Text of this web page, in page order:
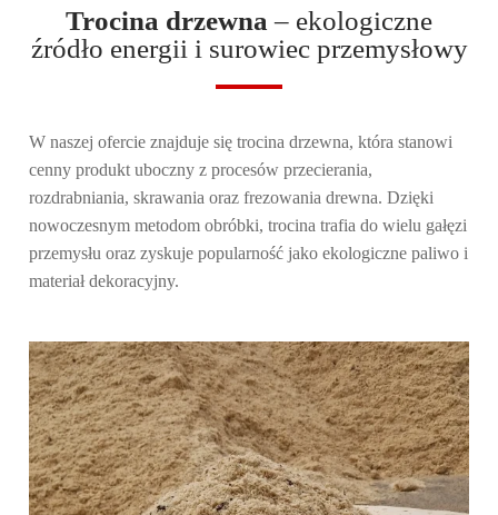
Trocina drzewna – ekologiczne
źródło energii i surowiec przemysłowy
W naszej ofercie znajduje się trocina drzewna, która stanowi
cenny produkt uboczny z procesów przecierania,
rozdrabniania, skrawania oraz frezowania drewna. Dzięki
nowoczesnym metodom obróbki, trocina trafia do wielu gałęzi
przemysłu oraz zyskuje popularność jako ekologiczne paliwo i
materiał dekoracyjny.